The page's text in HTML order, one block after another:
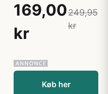
169,00
kr
249,95
kr
Køb her